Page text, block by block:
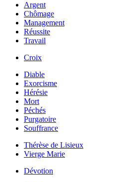
Argent
Chômage
Management
Réussite
Travail
Croix
Diable
Exorcisme
Hérésie
Mort
Péchés
Purgatoire
Souffrance
Thérèse de Lisieux
Vierge Marie
Dévotion